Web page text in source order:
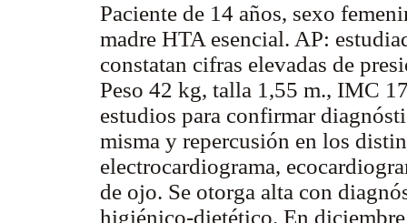
Paciente de 14 años, sexo
madre HTA esencial. AP:
constatan cifras elevadas de
Peso 42 kg, talla 1,55 m., IMC
estudios para confirmar
misma y repercusión en los
electrocardiograma,
de ojo. Se otorga alta con
higiénico-dietético. En